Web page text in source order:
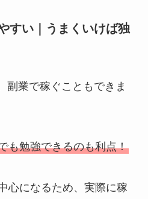
すい｜うまくいけば独
副業で稼ぐこともできま
も勉強できるのも利点！
心になるため、実際に稼